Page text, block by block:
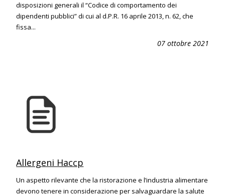
disposizioni generali il “Codice di comportamento dei
dipendenti pubblici” di cui al d.P.R. 16 aprile 2013, n. 62, che
fissa...
07 ottobre 2021
Allergeni Haccp
Un aspetto rilevante che la ristorazione e l’industria alimentare
devono tenere in considerazione per salvaguardare la salute